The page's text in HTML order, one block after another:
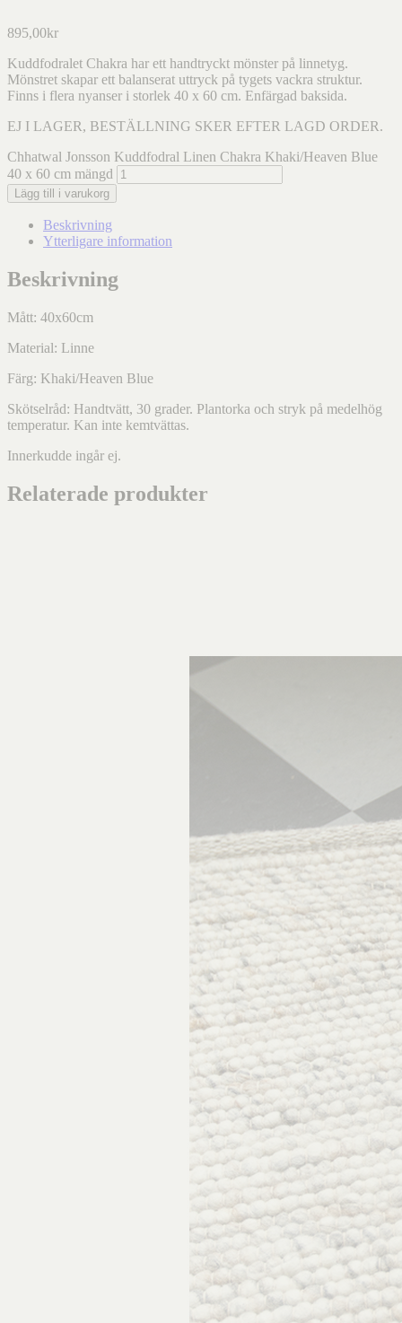
895,00kr
Kuddfodralet Chakra har ett handtryckt mönster på linnetyg.
Mönstret skapar ett balanserat uttryck på tygets vackra struktur.
Finns i flera nyanser i storlek 40 x 60 cm. Enfärgad baksida.
EJ I LAGER, BESTÄLLNING SKER EFTER LAGD ORDER.
Chhatwal Jonsson Kuddfodral Linen Chakra Khaki/Heaven Blue
40 x 60 cm mängd
Lägg till i varukorg
Beskrivning
Ytterligare information
Beskrivning
Mått: 40x60cm
Material: Linne
Färg: Khaki/Heaven Blue
Skötselråd: Handtvätt, 30 grader. Plantorka och stryk på medelhög
temperatur. Kan inte kemtvättas.
Innerkudde ingår ej.
Relaterade produkter